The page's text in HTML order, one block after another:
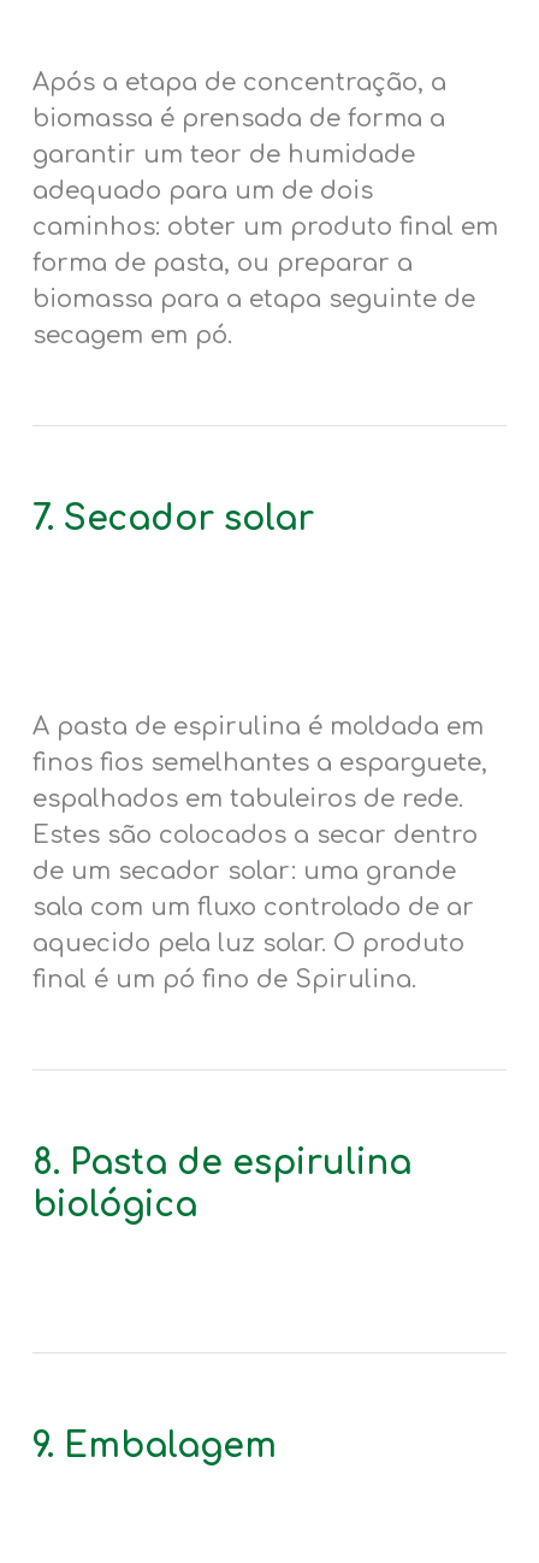
Após a etapa de concentração, a
biomassa é prensada de forma a
garantir um teor de humidade
adequado para um de dois
caminhos: obter um produto final em
forma de pasta, ou preparar a
biomassa para a etapa seguinte de
secagem em pó.
7. Secador solar
A pasta de espirulina é moldada em
finos fios semelhantes a esparguete,
espalhados em tabuleiros de rede.
Estes são colocados a secar dentro
de um secador solar: uma grande
sala com um fluxo controlado de ar
aquecido pela luz solar. O produto
final é um pó fino de Spirulina.
8. Pasta de espirulina
biológica
9. Embalagem